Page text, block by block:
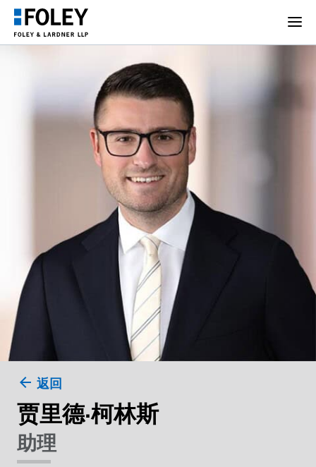
返回
贾里德·柯林斯
助理